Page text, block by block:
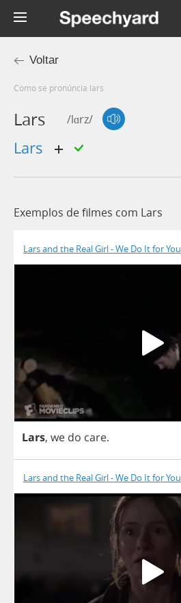
Voltar
Como se pronúncia lars
Lars /lɑrz/
lars
Exemplos de filmes com Lars
Lars and the Real Girl - We Do It for You
Lars, we do care.
Lars and the Real Girl - We Do It for You